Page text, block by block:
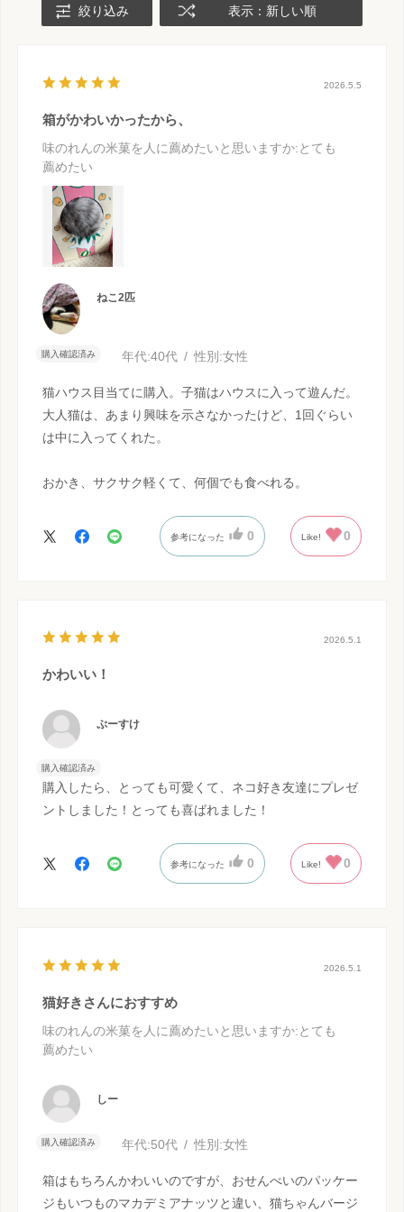
絞り込み 表示：新しい順
2026.5.5
箱がかわいかったから、
味のれんの米菓を人に薦めたいと思いますか:とても
薦めたい
ねこ2匹
購入確認済み 年代:40代 性別:女性
猫ハウス目当てに購入。子猫はハウスに入って遊んだ。
大人猫は、あまり興味を示さなかったけど、1回ぐらい
は中に入ってくれた。
おかき、サクサク軽くて、何個でも食べれる。
参考になった 0 Like! 0
2026.5.1
かわいい！
ぷーすけ
購入確認済み
購入したら、とっても可愛くて、ネコ好き友達にプレゼ
ントしました！とっても喜ばれました！
参考になった 0 Like! 0
2026.5.1
猫好きさんにおすすめ
味のれんの米菓を人に薦めたいと思いますか:とても
薦めたい
しー
購入確認済み 年代:50代 性別:女性
箱はもちろんかわいいのですが、おせんべいのパッケー
ジもいつものマカデミアナッツと違い、猫ちゃんバージ